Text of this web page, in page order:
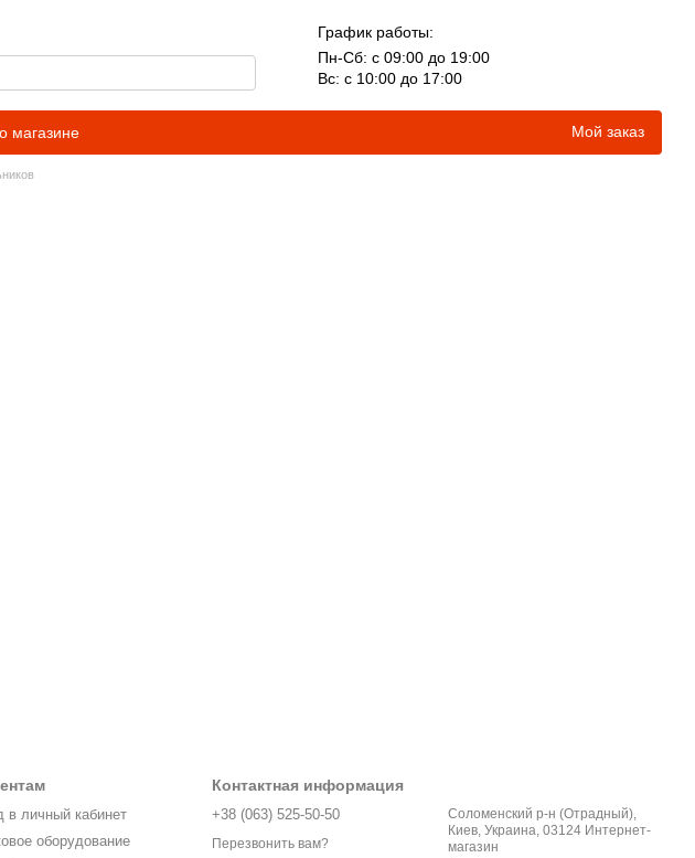
График работы:
Пн-Сб: с 09:00 до 19:00
Вс: с 10:00 до 17:00
магазине Мой заказ
в личный кабинет
оборудование
Контактная информация
+38 (063) 525-50-50
Перезвонить вам?
Соломенский р-н (Отрадный),
Киев, Украина, 03124 Интернет-
магазин